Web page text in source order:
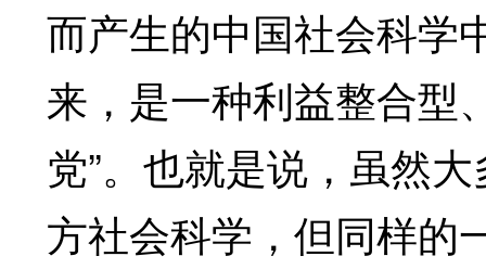
而产生的中国社会科学
来，是一种利益整合型
党”。也就是说，虽然
方社会科学，但同样的